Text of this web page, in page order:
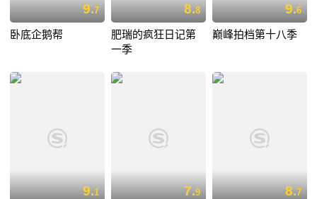
9.7
卧底企鹅帮
8.8
肥瑞的疯狂日记第
一季
9.6
巅峰拍档第十八季
9.1 7.9 8.7